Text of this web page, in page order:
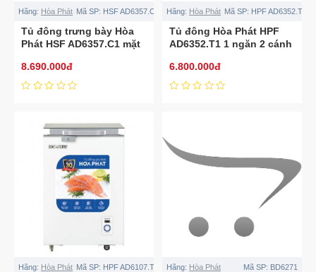
Hãng: Hòa Phát Mã SP: HSF AD6357.C1
Tủ đông trưng bày Hòa
Phát HSF AD6357.C1 mặt
8.690.000đ
Hãng: Hòa Phát Mã SP: HPF AD6352.T1
Tủ đông Hòa Phát HPF
AD6352.T1 1 ngăn 2 cánh
6.800.000đ
Hãng: Hòa Phát Mã SP: HPF AD6107.T1 Hãng: Hòa Phát Mã SP: BD6271